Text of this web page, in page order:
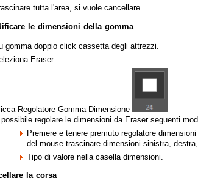
tutta l'area, si vuole cancellare.
le dimensioni della gomma
gomma doppio click cassetta degli attrezzi.
Eraser.
Regolatore Gomma Dimensione
regolare le dimensioni da Eraser seguenti
Premere e tenere premuto regolatore
del mouse trascinare dimensioni sinistra,
Tipo di valore nella casella dimensioni.
la corsa